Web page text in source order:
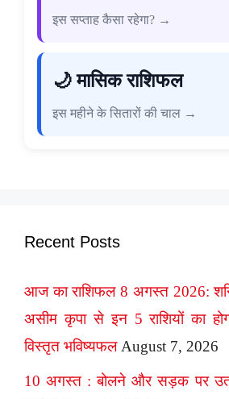
इस सप्ताह कैसा रहेगा? →
🌙 मासिक राशिफल
इस महीने के सितारों की चाल →
Recent Posts
आज का राशिफल 8 अगस्त 2026:
असीम कृपा से इन 5 राशियों का
विस्तृत भविष्यफल August 7, 2026
10 अगस्त : बोलने और सड़क पर